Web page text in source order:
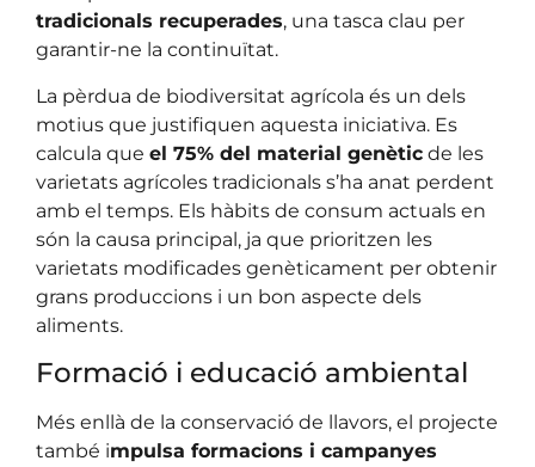
tradicionals recuperades, una tasca clau per
garantir-ne la continuïtat.
La pèrdua de biodiversitat agrícola és un dels
motius que justifiquen aquesta iniciativa. Es
calcula que el 75% del material genètic de les
varietats agrícoles tradicionals s’ha anat perdent
amb el temps. Els hàbits de consum actuals en
són la causa principal, ja que prioritzen les
varietats modificades genèticament per obtenir
grans produccions i un bon aspecte dels
aliments.
Formació i educació ambiental
Més enllà de la conservació de llavors, el projecte
també impulsa formacions i campanyes